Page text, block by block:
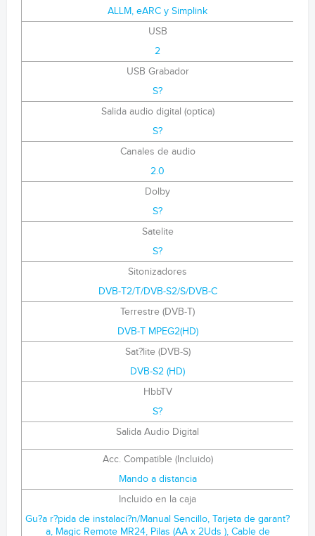
ALLM, eARC y Simplink
USB
2
USB Grabador
S?
Salida audio digital (optica)
S?
Canales de audio
2.0
Dolby
S?
Satelite
S?
Sitonizadores
DVB-T2/T/DVB-S2/S/DVB-C
Terrestre (DVB-T)
DVB-T MPEG2(HD)
Sat?lite (DVB-S)
DVB-S2 (HD)
HbbTV
S?
Salida Audio Digital
Acc. Compatible (Incluido)
Mando a distancia
Incluido en la caja
Gu?a r?pida de instalaci?n/Manual Sencillo, Tarjeta de garant?
a, Magic Remote MR24, Pilas (AA x 2Uds ), Cable de